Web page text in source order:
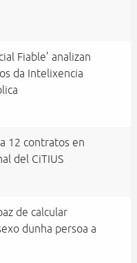
Fiable’ analizan
da Intelixencia
12 contratos en
del CiTIUS
de calcular
dunha persoa a